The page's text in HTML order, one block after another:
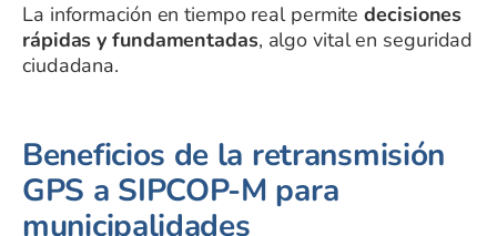
La información en tiempo real permitedecisiones
rápidas y fundamentadas, algo vital en seguridad
ciudadana.
Beneficios de la retransmisión
GPS a SIPCOP-M para
municipalidades